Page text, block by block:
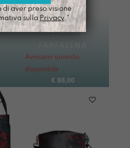
UFFICIOSA
Avvisami quando
disponibile
€ 88,00
di aver preso visione
sulla Privacy.*